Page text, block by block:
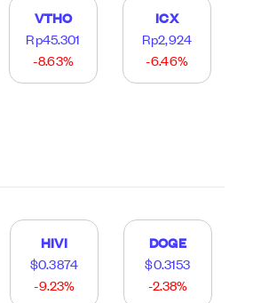
VTHO
Rp45.301
-8.63%
ICX
Rp2,924
-6.46%
HIVI
$0.3874
-9.23%
DOGE
$0.3153
-2.38%